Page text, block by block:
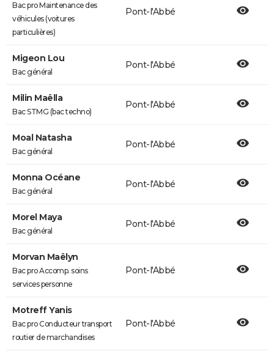
Bac pro Maintenance des
véhicules (voitures
particulières)
Pont-l'Abbé
Migeon Lou
Bac général
Pont-l'Abbé
Milin Maëlla
Bac STMG (bac techno)
Pont-l'Abbé
Moal Natasha
Bac général
Pont-l'Abbé
Monna Océane
Bac général
Pont-l'Abbé
Morel Maya
Bac général
Pont-l'Abbé
Morvan Maëlyn
Bac pro Accomp. soins
services personne
Pont-l'Abbé
Motreff Yanis
Bac pro Conducteur transport
routier de marchandises
Pont-l'Abbé